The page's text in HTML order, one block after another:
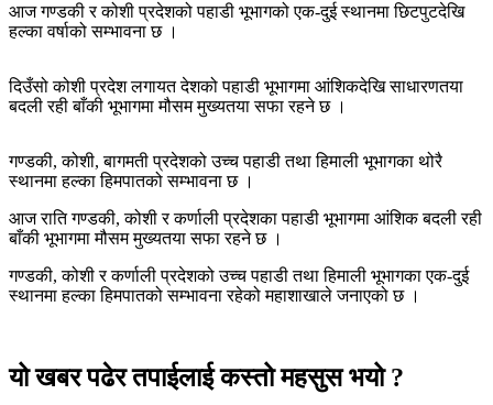
आज गण्डकी र कोशी प्रदेशको पहाडी भूभागको एक-दुई स्थानमा छिटपुटदेखि
हल्का वर्षाको सम्भावना छ ।
दिउँसो कोशी प्रदेश लगायत देशको पहाडी भूभागमा आंशिकदेखि साधारणतया
बदली रही बाँकी भूभागमा मौसम मुख्यतया सफा रहने छ ।
गण्डकी, कोशी, बागमती प्रदेशको उच्च पहाडी तथा हिमाली भूभागका थोरै
स्थानमा हल्का हिमपातको सम्भावना छ ।
आज राति गण्डकी, कोशी र कर्णाली प्रदेशका पहाडी भूभागमा आंशिक बदली रही
बाँकी भूभागमा मौसम मुख्यतया सफा रहने छ ।
गण्डकी, कोशी र कर्णाली प्रदेशको उच्च पहाडी तथा हिमाली भूभागका एक-दुई
स्थानमा हल्का हिमपातको सम्भावना रहेको महाशाखाले जनाएको छ ।
यो खबर पढेर तपाईलाई कस्तो महसुस भयो ?